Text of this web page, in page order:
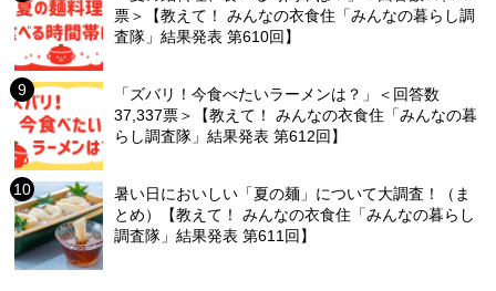
票＞【教えて！ みんなの衣食住「みんなの暮らし調
査隊」結果発表 第610回】
「ズバリ！今食べたいラーメンは？」＜回答数
37,337票＞【教えて！ みんなの衣食住「みんなの暮
らし調査隊」結果発表 第612回】
暑い日においしい「夏の麺」について大調査！（ま
とめ）【教えて！ みんなの衣食住「みんなの暮らし
調査隊」結果発表 第611回】